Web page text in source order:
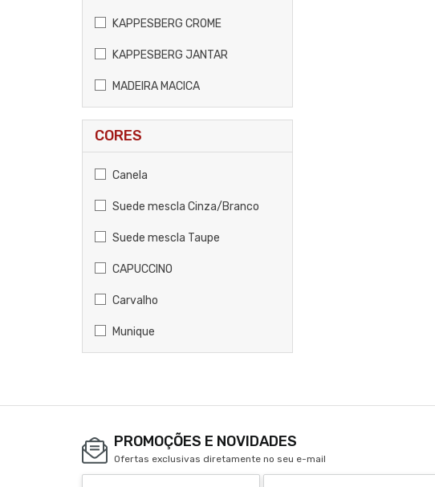
KAPPESBERG CROME
KAPPESBERG JANTAR
MADEIRA MACICA
CORES
Canela
Suede mescla Cinza/Branco
Suede mescla Taupe
CAPUCCINO
Carvalho
Munique
PROMOÇÕES E NOVIDADES
Ofertas exclusivas diretamente no seu e-mail